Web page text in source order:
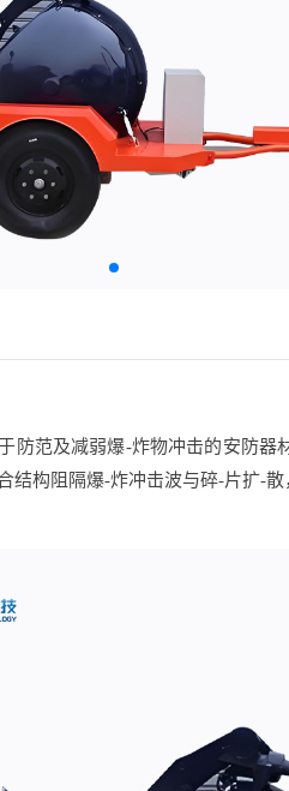
防范及减弱爆-炸物冲击的安防
结构阻隔爆-炸冲击波与碎-片扩-